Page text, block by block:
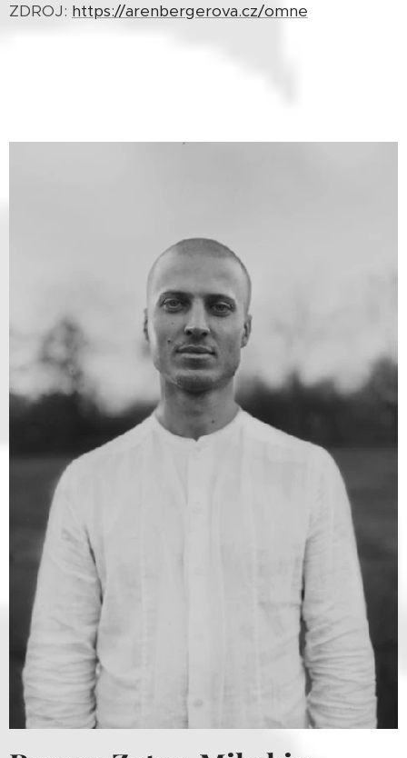
ZDROJ: https://arenbergerova.cz/omne